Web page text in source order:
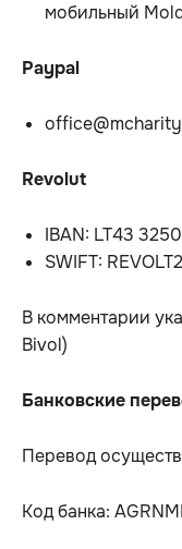
мобильный
Paypal
Revolut
IBAN: LT43
SWIFT:
В комментарии
Bivol)
Банковские
Перевод
Код банка: